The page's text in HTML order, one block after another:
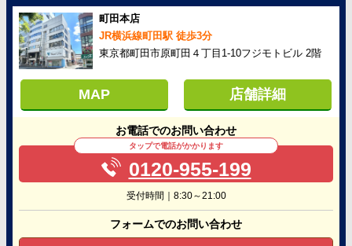
町田本店
JR横浜線町田駅 徒歩3分
東京都町田市原町田４丁目1-10フジモトビル 2階
MAP 店舗詳細
お電話でのお問い合わせ
タップで電話がかかります
0120-955-199
受付時間｜8:30～21:00
フォームでのお問い合わせ